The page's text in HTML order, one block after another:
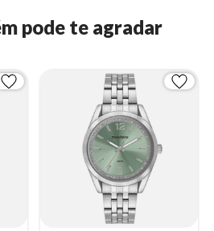
pode te agradar